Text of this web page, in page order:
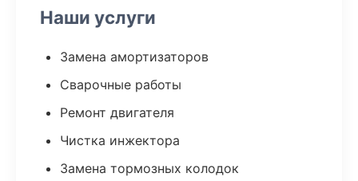
Наши услуги
Замена амортизаторов
Сварочные работы
Ремонт двигателя
Чистка инжектора
Замена тормозных колодок